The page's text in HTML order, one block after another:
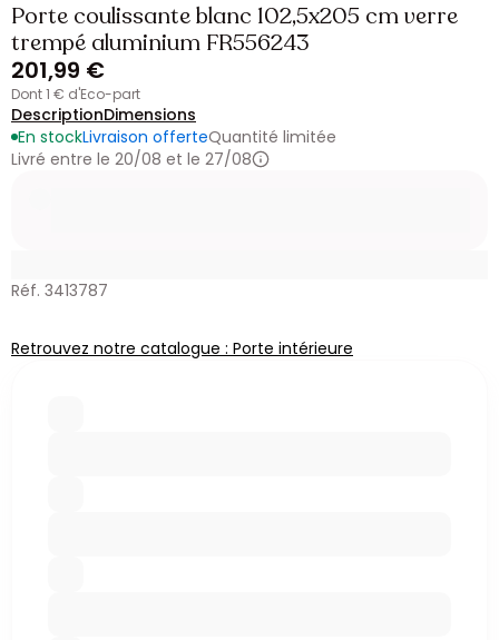
Porte coulissante blanc 102,5x205 cm verre
trempé aluminium FR556243
201,99 €
dont 1 € d'Eco-part
DescriptionDimensions
En stockLivraison offerteQuantité limitée
Livré entre le 20/08 et le 27/08
Réf. 3413787
Retrouvez notre catalogue : Porte intérieure